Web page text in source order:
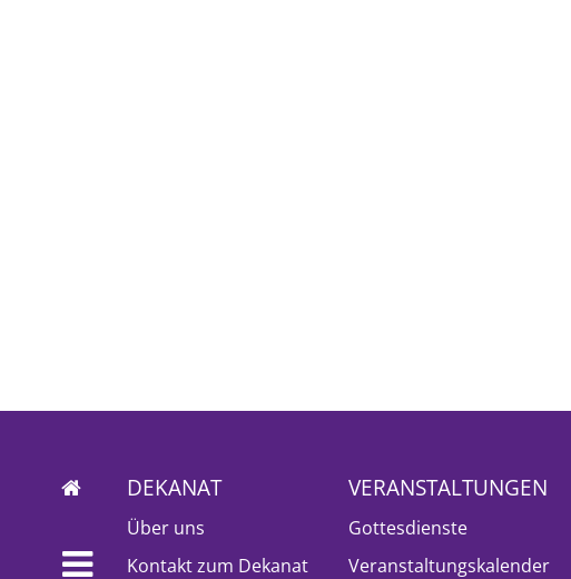
DEKANAT
Über uns
Kontakt zum Dekanat
VERANSTALTUNGEN
Gottesdienste
Veranstaltungskalender